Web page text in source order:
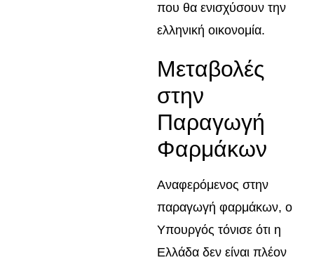
που θα ενισχύσουν την
ελληνική οικονομία.
Μεταβολές
στην
Παραγωγή
Φαρμάκων
Αναφερόμενος στην
παραγωγή φαρμάκων, ο
Υπουργός τόνισε ότι η
Ελλάδα δεν είναι πλέον